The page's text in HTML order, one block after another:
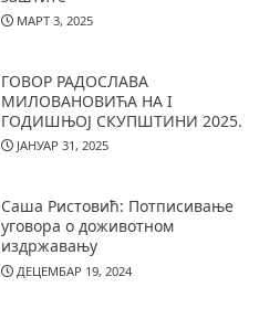
МАРТ 3, 2025
ГОВОР РАДОСЛАВА
МИЛОВАНОВИЋА НА I
ГОДИШЊОЈ СКУПШТИНИ 2025.
ЈАНУАР 31, 2025
Саша Ристовић: Потписивање
уговора о доживотном
издржавању
ДЕЦЕМБАР 19, 2024